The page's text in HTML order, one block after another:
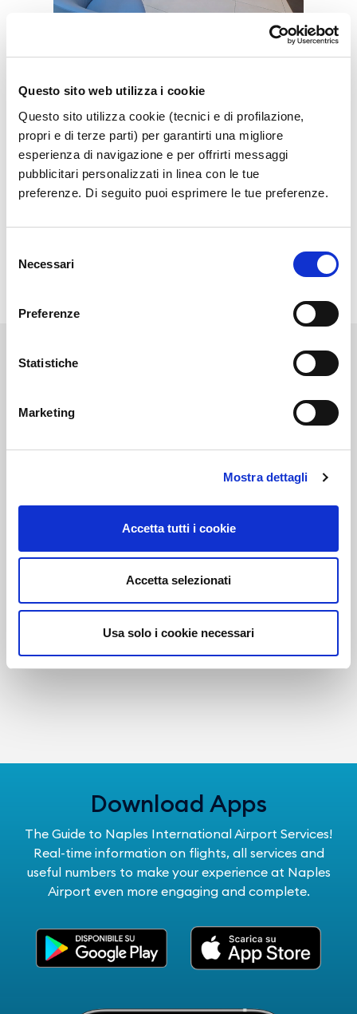
Questo sito web utilizza i cookie
Questo sito utilizza cookie (tecnici e di profilazione,
propri e di terze parti) per garantirti una migliore
esperienza di navigazione e per offrirti messaggi
pubblicitari personalizzati in linea con le tue
preferenze. Di seguito puoi esprimere le tue preferenze.
delNecessari
Preferenze
Statistiche
Marketing
Mostra dettagli
Accetta tutti i cookie
Accetta selezionati
Usa solo i cookie necessari
Vip Lounge
Show more
Bar e Ristoranti
Download Apps
The Guide to Naples International Airport Services!
Real-time information on flights, all services and
useful numbers to make your experience at Naples
Airport even more engaging and complete.